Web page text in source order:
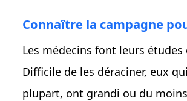
Connaître la campagne
Les médecins font leurs études
Difficile de les déraciner, eux
plupart, ont grandi ou du